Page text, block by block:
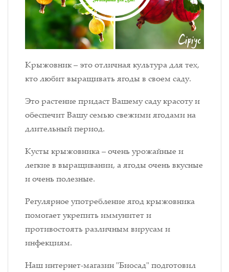
Крыжовник – это отличная культура для тех,
кто любит выращивать ягоды в своем саду.
Это растение придаст Вашему саду красоту и
обеспечит Вашу семью свежими ягодами на
длительный период.
Кусты крыжовника – очень урожайные и
легкие в выращивании, а ягоды очень вкусные
и очень полезные.
Регулярное употребление ягод крыжовника
помогает укрепить иммунитет и
противостоять различным вирусам и
инфекциям.
Наш интернет-магазин "Биосад" подготовил